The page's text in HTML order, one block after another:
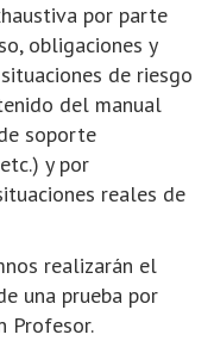
por parte
obligaciones y
de riesgo
del manual
soporte
y por
reales de
realizarán el
una prueba por
Profesor.